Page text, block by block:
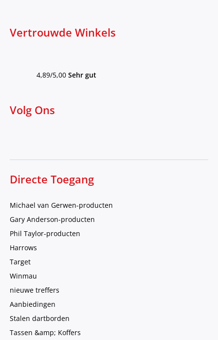
Vertrouwde Winkels
4,89/5,00 Sehr gut
Volg Ons
Directe Toegang
Michael van Gerwen-producten
Gary Anderson-producten
Phil Taylor-producten
Harrows
Target
Winmau
nieuwe treffers
Aanbiedingen
Stalen dartborden
Tassen &amp; Koffers